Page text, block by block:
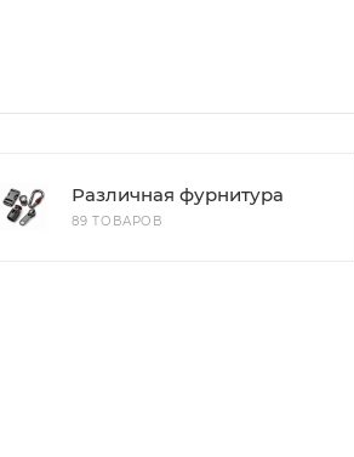
Различная фурнитура
89 ТОВАРОВ